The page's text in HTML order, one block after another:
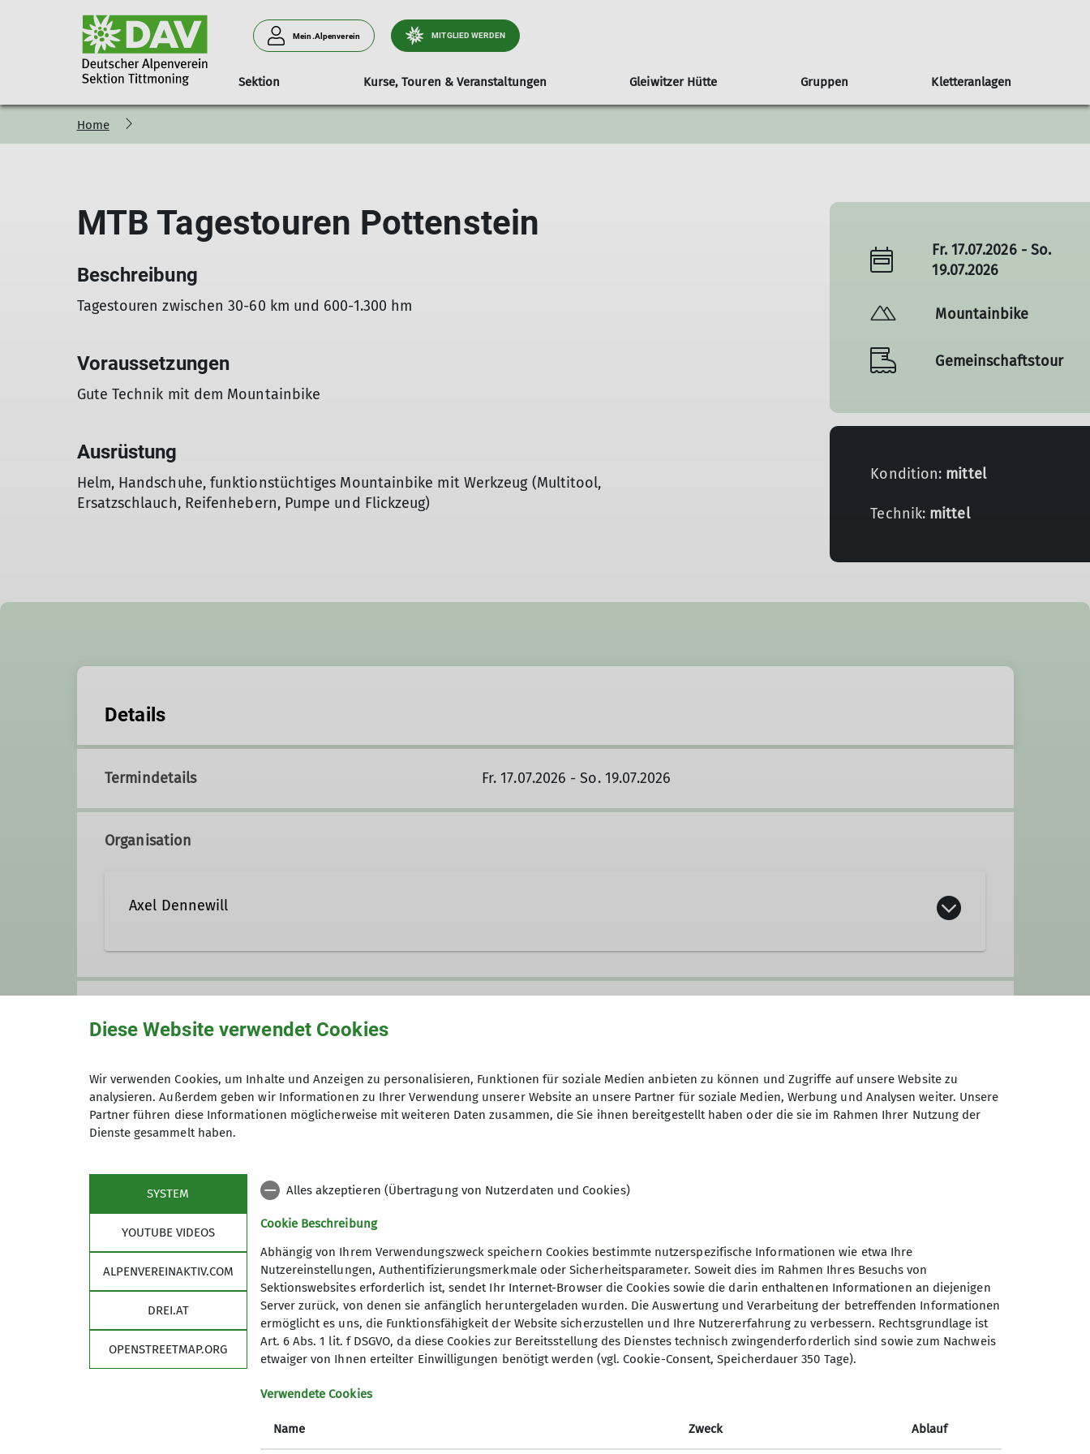
Mein.Alpenverein MITGLIED WERDEN
Sektion
Mitgliedschaft Vorstandschaft Tourenleiter*innen Berichte Services Partner
Kurse, Touren & Veranstaltungen Gleiwitzer Hütte Gruppen
Climbären Familiengruppe Bergbeisser Seniorengruppe
Kletteranlagen
Außenkletterwand Fridolfing Kletterwand Tittmoning Koperationen
Home
MTB Tagestouren Pottenstein
Beschreibung
Tagestouren zwischen 30-60 km und 600-1.300 hm
Voraussetzungen
Gute Technik mit dem Mountainbike
Ausrüstung
Helm, Handschuhe, funktionstüchtiges Mountainbike mit Werkzeug (Multitool,
Ersatzschlauch, Reifenhebern, Pumpe und Flickzeug)
Fr. 17.07.2026 - So.
19.07.2026
Mountainbike
Gemeinschaftstour
Kondition: mittel
Technik: mittel
Details
Termindetails Fr. 17.07.2026 - So. 19.07.2026
Organisation
Axel Dennewill
Qualifikationen
Trainer*in C MTB Guide
Bergbeisser
Du fährst gerne mit dem Rad in der Natur und suchst Gleichgesinnte, mit denen du regelmäßig unterwegs sein kannst?
und Gelände.
Egal ob Mountain-, Gravelbike oder Rennrad. Eine Vielzahl an attraktiven Touren für alle Niveus warten auf Dich!
Maximale Teilnehmeranzahl
Sektion Tittmoning des
Telefon +49 8683 686
Diese Website verwendet Cookies
Wir verwenden Cookies, um Inhalte und Anzeigen zu personalisieren, Funktionen für soziale Medien anbieten zu können und Zugriffe auf unsere Website zu
analysieren. Außerdem geben wir Informationen zu Ihrer Verwendung unserer Website an unsere Partner für soziale Medien, Werbung und Analysen weiter. Unsere
Partner führen diese Informationen möglicherweise mit weiteren Daten zusammen, die Sie ihnen bereitgestellt haben oder die sie im Rahmen Ihrer Nutzung der
Dienste gesammelt haben.
SYSTEM
YOUTUBE VIDEOS
ALPENVEREINAKTIV.COM
DREI.AT
OPENSTREETMAP.ORG
Alles akzeptieren (Übertragung von Nutzerdaten und Cookies)
Cookie Beschreibung
Abhängig von Ihrem Verwendungszweck speichern Cookies bestimmte nutzerspezifische Informationen wie etwa Ihre
Nutzereinstellungen, Authentifizierungsmerkmale oder Sicherheitsparameter. Soweit dies im Rahmen Ihres Besuchs von
Sektionswebsites erforderlich ist, sendet Ihr Internet-Browser die Cookies sowie die darin enthaltenen Informationen an diejenigen
Server zurück, von denen sie anfänglich heruntergeladen wurden. Die Auswertung und Verarbeitung der betreffenden Informationen
ermöglicht es uns, die Funktionsfähigkeit der Website sicherzustellen und Ihre Nutzererfahrung zu verbessern. Rechtsgrundlage ist
Art. 6 Abs. 1 lit. f DSGVO, da diese Cookies zur Bereitsstellung des Dienstes technisch zwingenderforderlich sind sowie zum Nachweis
etwaiger von Ihnen erteilter Einwilligungen benötigt werden (vgl. Cookie-Consent, Speicherdauer 350 Tage).
Verwendete Cookies
Name Zweck Ablauf